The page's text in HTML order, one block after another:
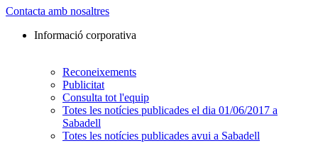
Contacta amb nosaltres
Informació corporativa
Reconeixements
Publicitat
Consulta tot l'equip
Totes les notícies publicades el dia 01/06/2017 a
Sabadell
Totes les notícies publicades avui a Sabadell